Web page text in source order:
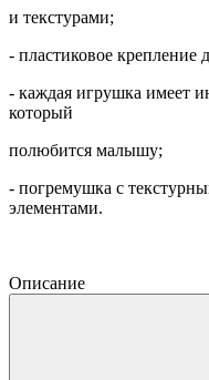
и текстурами;
- пластиковое крепление
- каждая игрушка имеет
который
полюбится малышу;
- погремушка с
элементами.
Описание